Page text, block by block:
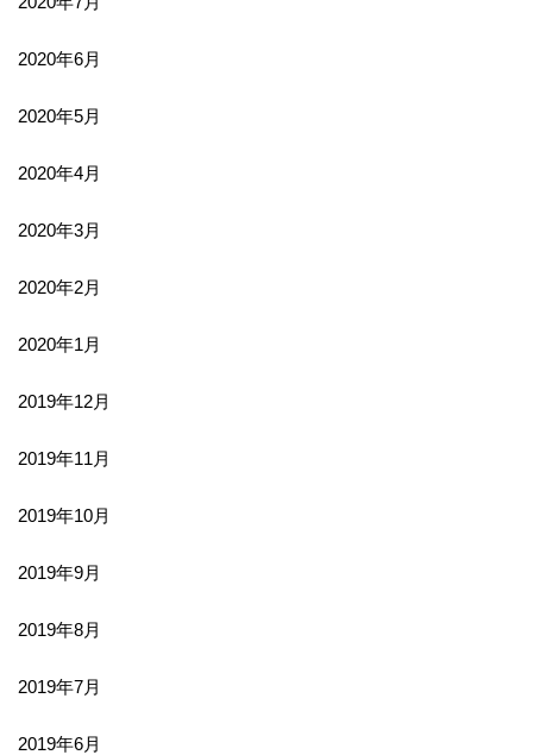
2020年6月
2020年5月
2020年4月
2020年3月
2020年2月
2020年1月
2019年12月
2019年11月
2019年10月
2019年9月
2019年8月
2019年7月
2019年6月